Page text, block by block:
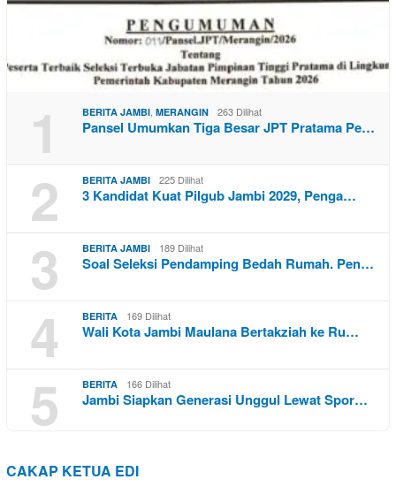
1 BERITA JAMBI, MERANGIN 263 Dilihat
Pansel Umumkan Tiga Besar JPT Pratama Pe…
2 BERITA JAMBI 225 Dilihat
3 Kandidat Kuat Pilgub Jambi 2029, Penga…
3 BERITA JAMBI 189 Dilihat
Soal Seleksi Pendamping Bedah Rumah. Pen…
4 BERITA 169 Dilihat
Wali Kota Jambi Maulana Bertakziah ke Ru…
5 BERITA 166 Dilihat
Jambi Siapkan Generasi Unggul Lewat Spor…
CAKAP KETUA EDI